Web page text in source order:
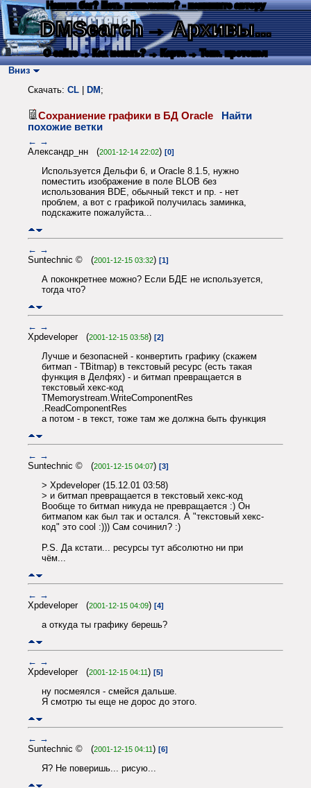
Нашли баг? Есть пожелания? - напишите автору
DMSearch→ Архивы...
О сайте → Как искать? → Карта → Текс. протокол
Вниз
Скачать: CL DM ;
Сохраниение графики в БД Oracle
Найти
похожие ветки
← →
Александр_нн (2001-12-14 22:02) [0]
Используется Дельфи 6, и Oracle 8.1.5, нужно
поместить изображение в поле BLOB без
использования BDE, обычный текст и пр. - нет
проблем, а вот с графикой получилась заминка,
подскажите пожалуйста...
← →
Suntechnic © (2001-12-15 03:32) [1]
А поконкретнее можно? Если БДЕ не используется,
тогда что?
← →
Xpdeveloper (2001-12-15 03:58) [2]
Лучше и безопасней - конвертить графику (скажем
битмап - TBitmap) в текстовый ресурс (есть такая
функция в Делфях) - и битмап превращается в
текстовый хекс-код
TMemorystream.WriteComponentRes
.ReadComponentRes
а потом - в текст, тоже там же должна быть функция
← →
Suntechnic © (2001-12-15 04:07) [3]
> Xpdeveloper (15.12.01 03:58)
> и битмап превращается в текстовый хекс-код
Вообще то битмап никуда не превращается :) Он
битмапом как был так и остался. А "текстовый хекс-
код" это cool :))) Сам сочинил? :)
P.S. Да кстати... ресурсы тут абсолютно ни при
чём...
← →
Xpdeveloper (2001-12-15 04:09) [4]
а откуда ты графику берешь?
← →
Xpdeveloper (2001-12-15 04:11) [5]
ну посмеялся - смейся дальше.
Я смотрю ты еще не дорос до этого.
← →
Suntechnic © (2001-12-15 04:11) [6]
Я? Не поверишь... рисую...